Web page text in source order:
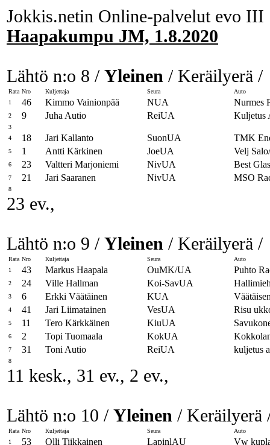
Jokkis.netin Online-palvelut evo III
Haapakumpu JM, 1.8.2020
Lähtö n:o 8 / Yleinen / Keräilyerä /
Rata Nro Kuljettaja Seura
Auto
1
46 Kimmo Vainionpää NUA Nurmes
2 9 Juha Autio ReiUA Kuljetus
3
4
18 Jari Kallanto SuonUA TMK
5 1 Antti Kärkinen JoeUA Velj
6 23 Valtteri Marjoniemi NivUA Best
7 21 Jari Saaranen NivUA MSO
8
23 ev.,
Lähtö n:o 9 / Yleinen / Keräilyerä /
Rata Nro Kuljettaja Seura
Auto
1
43 Markus Haapala OuMK/UA Puhto
2 24 Ville Hallman Koi-SavUA
3 6 Erkki Väätäinen KUA
4 41 Jari Liimatainen VesUA Risu
5 11 Tero Kärkkäinen KiuUA
6 2 Topi Tuomaala KokUA
7 31 Toni Autio ReiUA kuljetus
8
11 kesk., 31 ev., 2 ev.,
Lähtö n:o 10 / Yleinen / Keräilyerä
Rata Nro Kuljettaja Seura
Auto
1
53 Olli Tiikkainen LapinlAU Vw